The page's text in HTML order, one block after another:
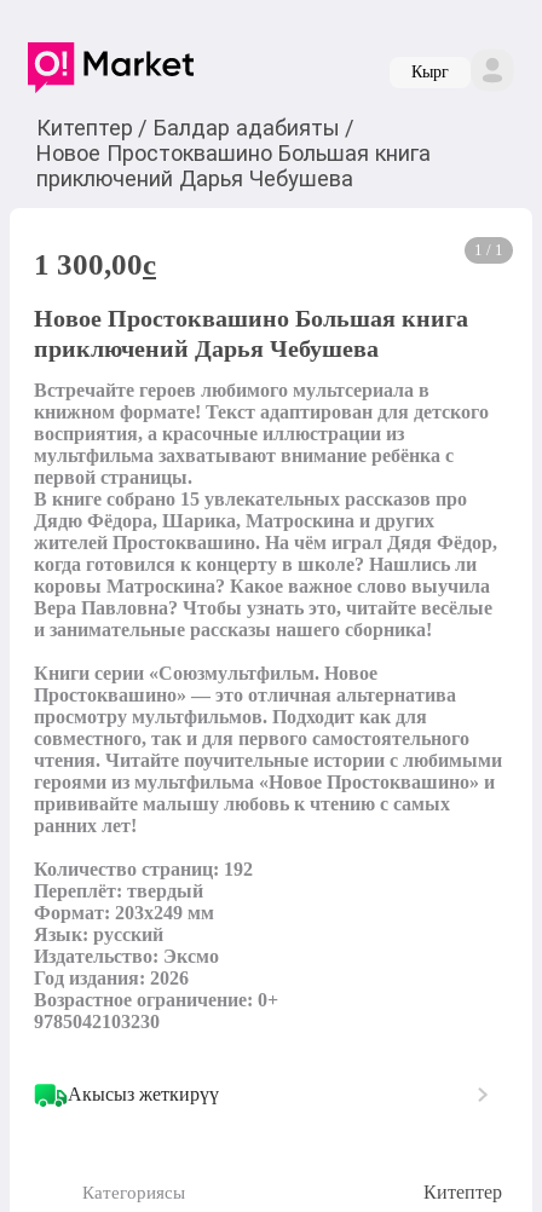
Кырг
Китептер / Балдар адабияты /
Новое Простоквашино Большая книга
приключений Дарья Чебушева
1 / 1
1 300,00c
Новое Простоквашино Большая книга
приключений Дарья Чебушева
Встречайте героев любимого мультсериала в
книжном формате! Текст адаптирован для детского
восприятия, а красочные иллюстрации из
мультфильма захватывают внимание ребёнка с
первой страницы.
В книге собрано 15 увлекательных рассказов про
Дядю Фёдора, Шарика, Матроскина и других
жителей Простоквашино. На чём играл Дядя Фёдор,
когда готовился к концерту в школе? Нашлись ли
коровы Матроскина? Какое важное слово выучила
Вера Павловна? Чтобы узнать это, читайте весёлые
и занимательные рассказы нашего сборника!
Книги серии «Союзмультфильм. Новое
Простоквашино» — это отличная альтернатива
просмотру мультфильмов. Подходит как для
совместного, так и для первого самостоятельного
чтения. Читайте поучительные истории с любимыми
героями из мультфильма «Новое Простоквашино» и
прививайте малышу любовь к чтению с самых
ранних лет!
Количество страниц: 192
Переплёт: твердый
Формат: 203х249 мм
Язык: русский
Издательство: Эксмо
Год издания: 2026
Возрастное ограничение: 0+
9785042103230
Акысыз жеткирүү
Категориясы Китептер